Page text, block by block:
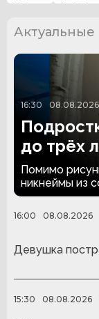
Актуальные
16:30 08.08.2026
до трёх
за
Помимо
никнеймы из
16:00 08.08.2026
Девушка
15:30 08.08.2026